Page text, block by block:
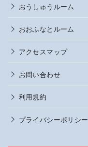
おうしゅうルーム
おおふなとルーム
アクセスマップ
お問い合わせ
利用規約
プライバシーポリシー